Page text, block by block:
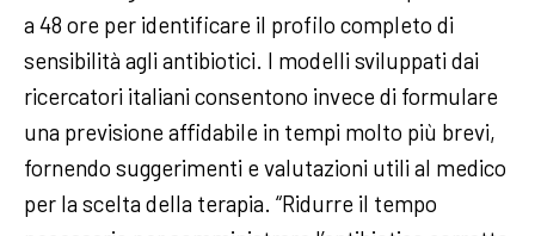
a 48 ore per identificare il profilo completo di
sensibilità agli antibiotici. I modelli sviluppati dai
ricercatori italiani consentono invece di formulare
una previsione affidabile in tempi molto più brevi,
fornendo suggerimenti e valutazioni utili al medico
per la scelta della terapia. “Ridurre il tempo